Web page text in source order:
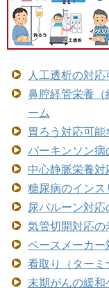
人工透析の対
鼻腔経管栄養
ーム
胃ろう対応可
パーキンソン
中心静脈栄養
糖尿病のイン
尿バルーン対
気管切開対応
ペースメーカ
看取り（ター
末期がんの緩